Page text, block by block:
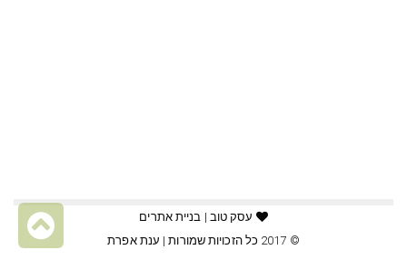
עסק טוב | בניית אתרים
© 2017 כל הזכויות שמורות |
ענת אפרת